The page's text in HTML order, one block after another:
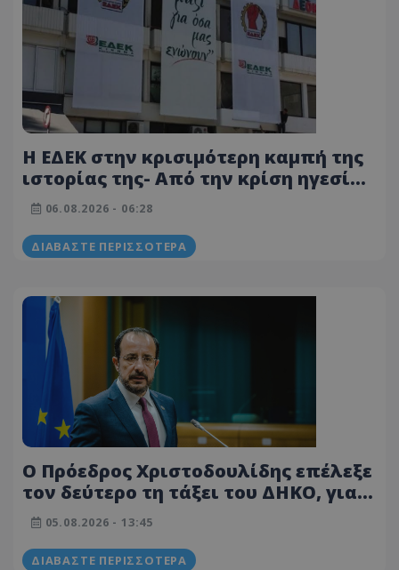
Η ΕΔΕΚ στην κρισιμότερη καμπή της
ιστορίας της- Από την κρίση ηγεσίας
στη μάχη της 5ης Σεπτεμβρίου - Οι
υποψήφιοι για την προεδρία
06.08.2026 - 06:28
ΔΙΑΒΆΣΤΕ ΠΕΡΙΣΣΌΤΕΡΑ
Ο Πρόεδρος Χριστοδουλίδης επέλεξε
τον δεύτερο τη τάξει του ΔΗΚΟ, για
τη θέση του Διευθυντή του Γραφείου
του
05.08.2026 - 13:45
ΔΙΑΒΆΣΤΕ ΠΕΡΙΣΣΌΤΕΡΑ